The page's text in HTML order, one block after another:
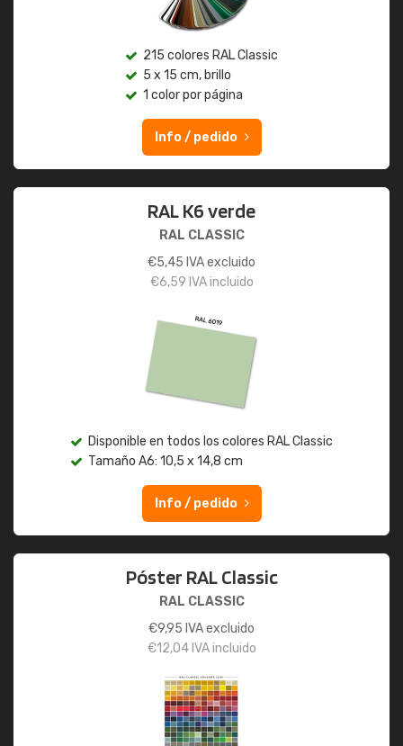
215 colores RAL Classic
5 x 15 cm, brillo
1 color por página
Info / pedido
RAL K6 verde
RAL CLASSIC
€5,45 IVA excluido
€6,59 IVA incluido
Disponible en todos los colores RAL Classic
Tamaño A6: 10,5 x 14,8 cm
Info / pedido
Póster RAL Classic
RAL CLASSIC
€9,95 IVA excluido
€12,04IVA incluido